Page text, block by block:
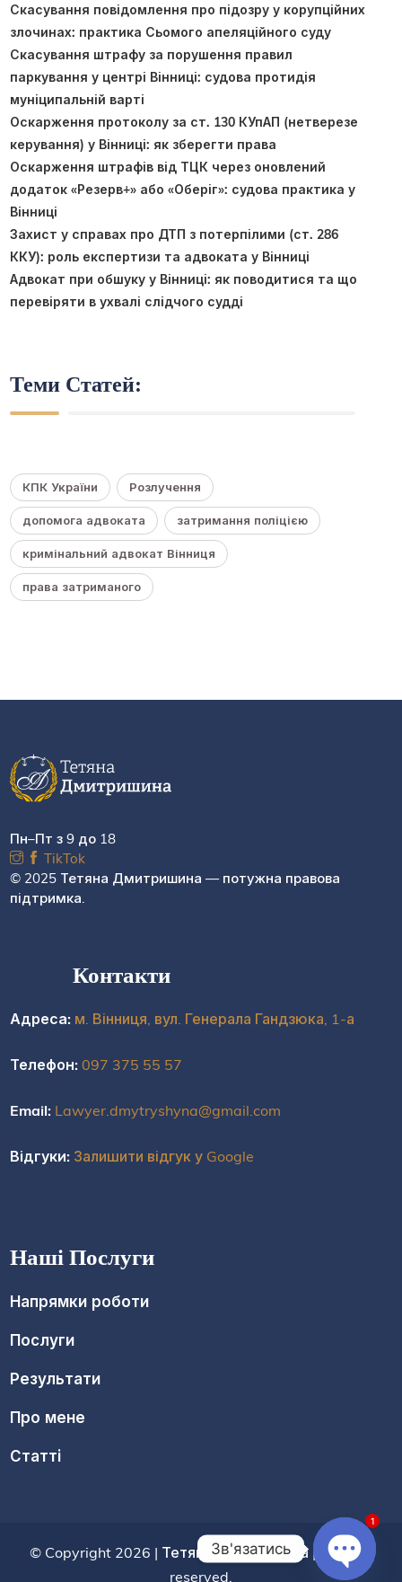
Скасування повідомлення про підозру у корупційних
злочинах: практика Сьомого апеляційного суду
Скасування штрафу за порушення правил
паркування у центрі Вінниці: судова протидія
муніципальній варті
Оскарження протоколу за ст. 130 КУпАП (нетверезе
керування) у Вінниці: як зберегти права
Оскарження штрафів від ТЦК через оновлений
додаток «Резерв+» або «Оберіг»: судова практика у
Вінниці
Захист у справах про ДТП з потерпілими (ст. 286
ККУ): роль експертизи та адвоката у Вінниці
Адвокат при обшуку у Вінниці: як поводитися та що
перевіряти в ухвалі слідчого судді
Теми Статей:
КПК України Розлучення
допомога адвоката затримання поліцією
кримінальний адвокат Вінниця
права затриманого
Пн–Пт з 9 до 18
TikTok
© 2025 Тетяна Дмитришина — потужна правова
підтримка.
Контакти
Адреса: м. Вінниця, вул. Генерала Гандзюка, 1-а
Телефон: 097 375 55 57
Email: Lawyer.dmytryshyna@gmail.com
Відгуки: Залишити відгук у Google
Наші Послуги
Напрямки роботи
Послуги
Результати
Про мене
Статті
© Copyright 2026 | Тетяна Дмитришина | All right
reserved.
Зв'язатись
1